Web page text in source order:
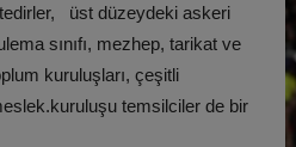
üst düzeydeki askeri
sınıfı, mezhep, tarikat ve
kuruluşları, çeşitli
temsilciler de bir